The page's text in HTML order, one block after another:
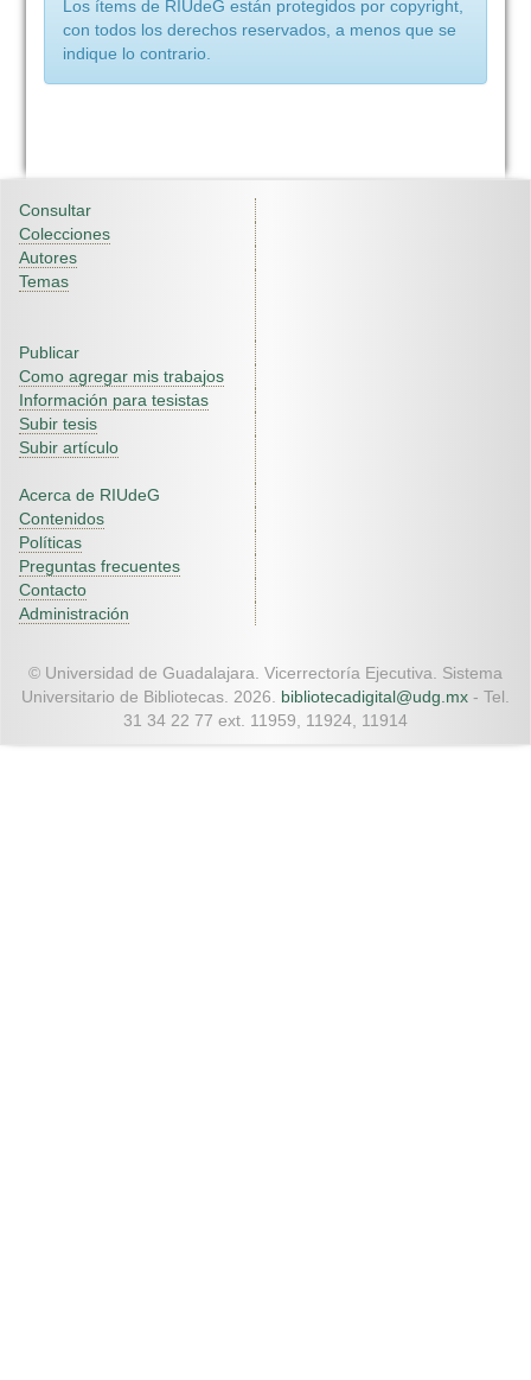
Los ítems de RIUdeG están protegidos por copyright,
con todos los derechos reservados, a menos que se
indique lo contrario.
Consultar
Colecciones
Autores
Temas
Publicar
Como agregar mis trabajos
Información para tesistas
Subir tesis
Subir artículo
Acerca de RIUdeG
Contenidos
Políticas
Preguntas frecuentes
Contacto
Administración
© Universidad de Guadalajara. Vicerrectoría Ejecutiva. Sistema
Universitario de Bibliotecas. 2026. bibliotecadigital@udg.mx - Tel.
31 34 22 77 ext. 11959, 11924, 11914